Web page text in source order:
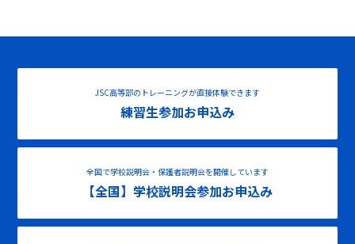
JSC高等部のトレーニングが直接体験できます
練習生参加お申込み
全国で学校説明会・保護者説明会を開催しています
【全国】学校説明会参加お申込み